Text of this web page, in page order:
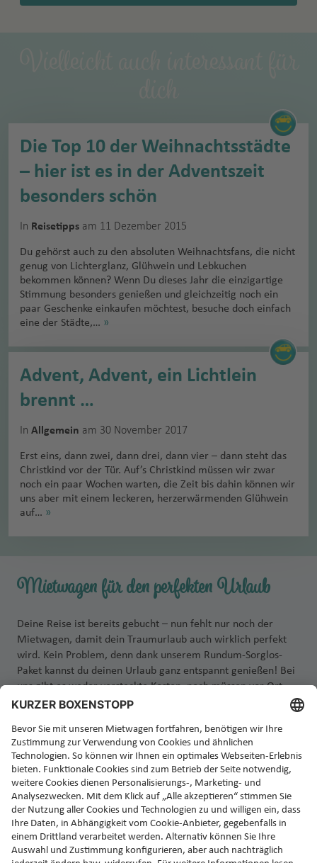
Die Top 10 der Weihnachtsstädte
– hier ist es in der Adventszeit
besonders schön
In Reisetipps am 11 Dezember 2015
Du gehörst auch zu den absoluten Weihnachtsfans, die nicht
genug von Lichterglanz, Glühwein und Lebkuchen
bekommen können? Wenn Du dieses Jahr die einzigartige
Stimmung besonders genießen und gleichzeitig noch ein
paar Geschenke einkaufen möchtest, besuche doch einfach
eine der Städte,… »
Advent, Advent, ein Lichtlein
brennt …
In Allgemein am 30 November 2017
Erst eins, dann zwei, dann drei, dann vier – dann steht das
Christkind vor der Tür. Auf’s Christkind müssen wir zwar
noch ein paar Wochen warten, die Zeit bis dahin können wir
uns aber mit einem leckeren, herzerwärmenden Glühwein
auf… »
Mietwagen für den perfekten Urlaub
Deine Reise ist bereits gebucht – nun fehlt nur noch der
Mietwagen, damit dein Traumurlaub auch wirklich perfekt
wird. Kein Problem, denn dank unserem Rundum-Sorglos-
Paket kannst du deinen Urlaub ganz entspannt genießen! Bei
uns gibt es weder versteckte Kosten, noch müssen vor Ort
zusätzliche Versicherungen abgeschlossen werden. Einfach
Jetzt Rundum-Sorglos-Mietwagen buchen!